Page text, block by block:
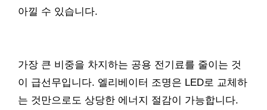
아낄 수 있습니다.
가장 큰 비중을 차지하는 공용 전기료를 줄이는 것
이 급선무입니다. 엘리베이터 조명은 LED로 교체하
는 것만으로도 상당한 에너지 절감이 가능합니다.